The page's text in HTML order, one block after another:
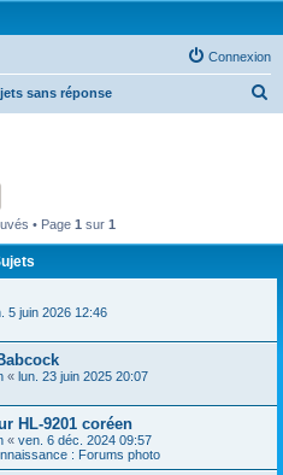
Connexion
sans réponse
• Page 1 sur 1
5 juin 2026 12:46
« lun. 23 juin 2025 20:07
HL-9201 coréen
« ven. 6 déc. 2024 09:57
: Forums photo